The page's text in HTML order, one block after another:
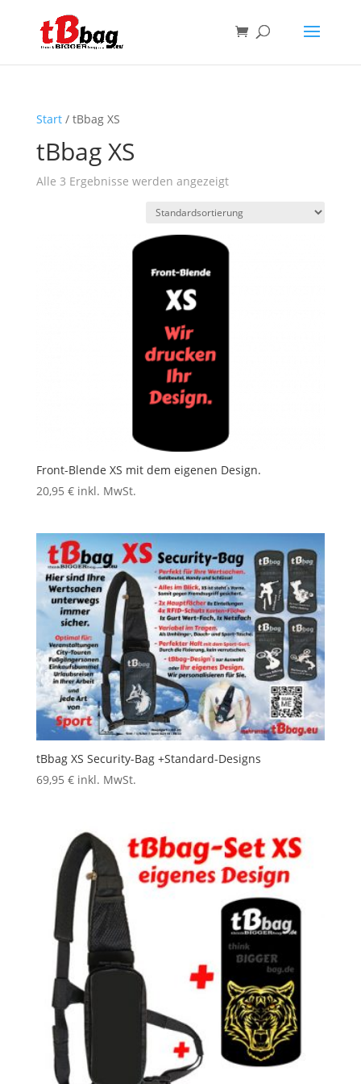
Start/ tBbag XS
tBbag XS
Alle 3 Ergebnisse werden angezeigt
Front-Blende XS mit dem eigenen Design.
20,95 € inkl. MwSt.
tBbag XS Security-Bag +Standard-Designs
69,95 € inkl. MwSt.